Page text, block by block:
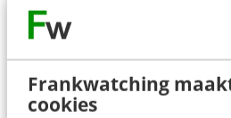
Frankwatching
cookies
frontoffice nodig hebt.
niet altijd duidelijk hoeveel
veroorzaken en hoeveel
komt kijken. Bijvoorbeeld